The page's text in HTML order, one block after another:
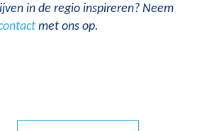
in de regio inspireren? Neem
met ons op.